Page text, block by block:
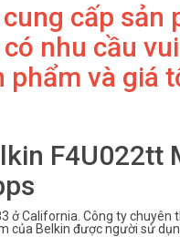
cấp sản
nhu cầu
và giá
F4U022tt
ở California. Công ty chuyên
của Belkin được người sử